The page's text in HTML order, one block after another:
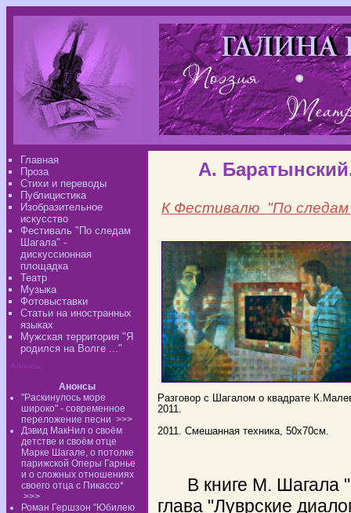
Главная
Проза
Стихи и переводы
Публицистика
Изобразительное
искусство
Фестиваль "По следам
Шагала" -
дискуссионная
площадка
Театр
Музыка
Фотовыставки
Статьи на иностранных
языках
Мужская территория "Я
родился на Волге ..."
Анонсы:
Анонсы
"Раскинулось море
широко" - современное
переложение песни >>>
Дэвид МакНил о своём
детстве и своём отце
Марке Шагале, о потолке
парижской Оперы Гарнье
и о сложных отношениях
своего отца с Пикассо*
>>>
Роман Гершзон "Юбилею
А.
К Фестивалю "По
Разговор с Шагалом о
2011.
2011. Смешанная техника,
В книге М. Шагала
глава "Луврские